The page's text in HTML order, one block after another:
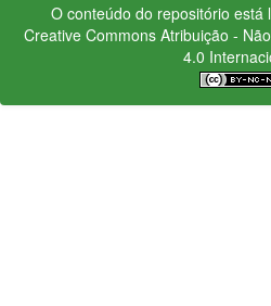
O conteúdo do repositório está
Creative CommonsAtribuição -
4.0